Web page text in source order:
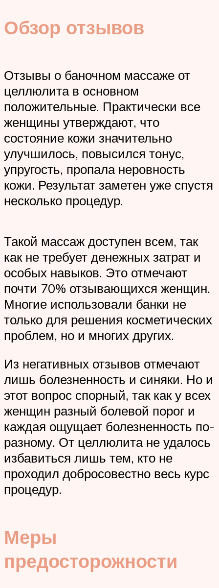
Обзор отзывов
Отзывы о баночном массаже от
целлюлита в основном
положительные. Практически все
женщины утверждают, что
состояние кожи значительно
улучшилось, повысился тонус,
упругость, пропала неровность
кожи. Результат заметен уже спустя
несколько процедур.
Такой массаж доступен всем, так
как не требует денежных затрат и
особых навыков. Это отмечают
почти 70% отзывающихся женщин.
Многие использовали банки не
только для решения косметических
проблем, но и многих других.
Из негативных отзывов отмечают
лишь болезненность и синяки. Но и
этот вопрос спорный, так как у всех
женщин разный болевой порог и
каждая ощущает болезненность по-
разному. От целлюлита не удалось
избавиться лишь тем, кто не
проходил добросовестно весь курс
процедур.
Меры
предосторожности